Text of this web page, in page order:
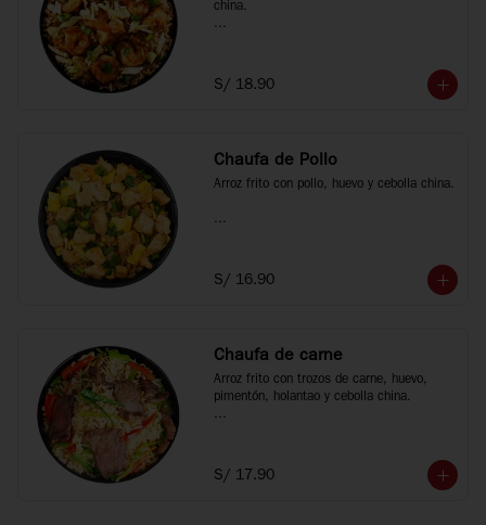
china.
S/ 18.90
Chaufa de Pollo
Arroz frito con pollo, huevo y cebolla china.
S/ 16.90
Chaufa de carne
Arroz frito con trozos de carne, huevo,
pimentón, holantao y cebolla china.
S/ 17.90